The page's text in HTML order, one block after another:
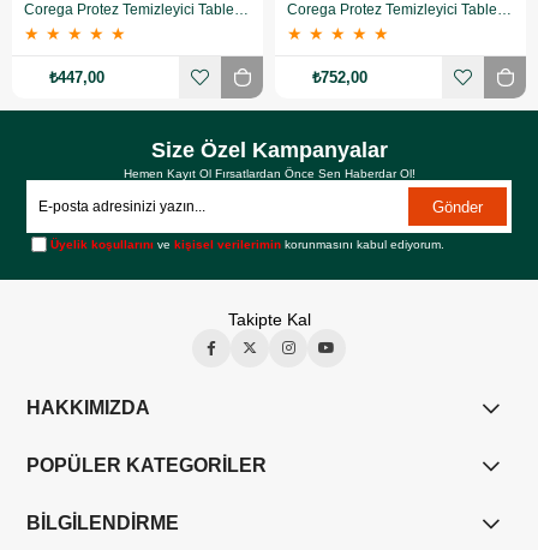
Corega Protez Temizleyici Tablet 30LU + Protez Yapiştirici Ferahlatici 40 gr
★ ★ ★ ★ ★
₺447,00
Corega Protez Temizleyici Tablet 30LU X2 + Protez Yapiştirici Ferahlatici 40 gr X2
★ ★ ★ ★ ★
₺752,00
Size Özel Kampanyalar
Hemen Kayıt Ol Fırsatlardan Önce Sen Haberdar Ol!
Gönder
Üyelik koşullarını vekişisel verilerimin korunmasını kabul ediyorum.
Takipte Kal
HAKKIMIZDA
POPÜLER KATEGORİLER
BİLGİLENDİRME